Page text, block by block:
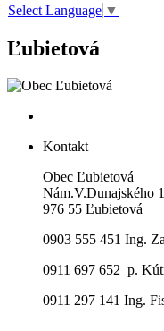
Select Language ▼
Ľubietová
Kontakt
Obec Ľubietová
Nám.V.Dunajského
976 55 Ľubietová
0903 555 451 Ing.
0911 697 652 p.
0911 297 141 Ing.